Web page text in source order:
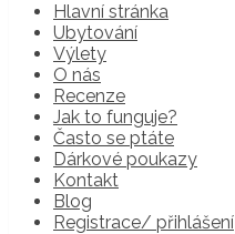
Hlavní stránka
Ubytování
Výlety
O nás
Recenze
Jak to funguje?
Často se ptáte
Dárkové poukazy
Kontakt
Blog
Registrace/ přihlášení